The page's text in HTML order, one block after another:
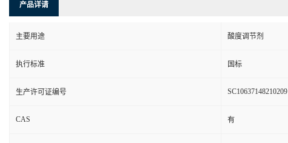
产品详请
主要用途 酸度调节剂
执行标准 国标
生产许可证编号 SC10637148210209
CAS 有